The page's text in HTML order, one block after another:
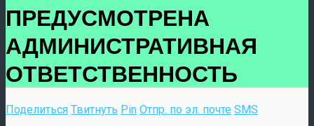
ПРЕДУСМОТРЕНА
АДМИНИСТРАТИВНАЯ
ОТВЕТСТВЕННОСТЬ
Поделиться Твитнуть Pin Отпр. по эл. почте SMS